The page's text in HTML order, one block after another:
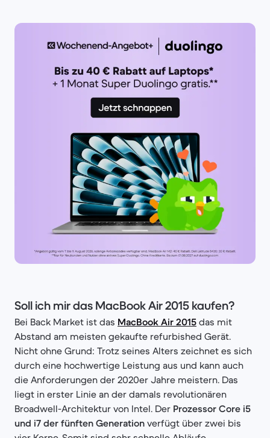
Soll ich mir das MacBook Air 2015 kaufen?
Bei Back Market ist das MacBook Air 2015 das mit
Abstand am meisten gekaufte refurbished Gerät.
Nicht ohne Grund: Trotz seines Alters zeichnet es sich
durch eine hochwertige Leistung aus und kann auch
die Anforderungen der 2020er Jahre meistern. Das
liegt in erster Linie an der damals revolutionären
Broadwell-Architektur von Intel. Der Prozessor Core i5
und i7 der fünften Generation verfügt über zwei bis